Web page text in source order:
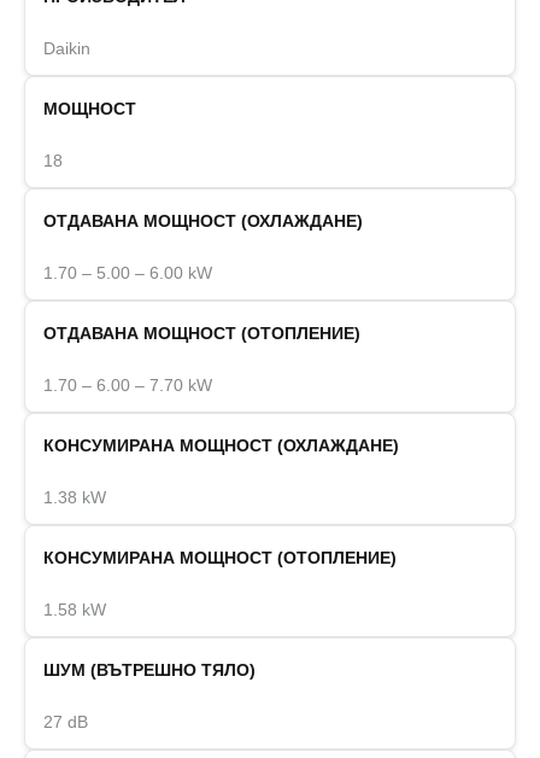
Daikin
МОЩНОСТ
18
ОТДАВАНА МОЩНОСТ (ОХЛАЖДАНЕ)
1.70 – 5.00 – 6.00 kW
ОТДАВАНА МОЩНОСТ (ОТОПЛЕНИЕ)
1.70 – 6.00 – 7.70 kW
КОНСУМИРАНА МОЩНОСТ (ОХЛАЖДАНЕ)
1.38 kW
КОНСУМИРАНА МОЩНОСТ (ОТОПЛЕНИЕ)
1.58 kW
ШУМ (ВЪТРЕШНО ТЯЛО)
27 dB